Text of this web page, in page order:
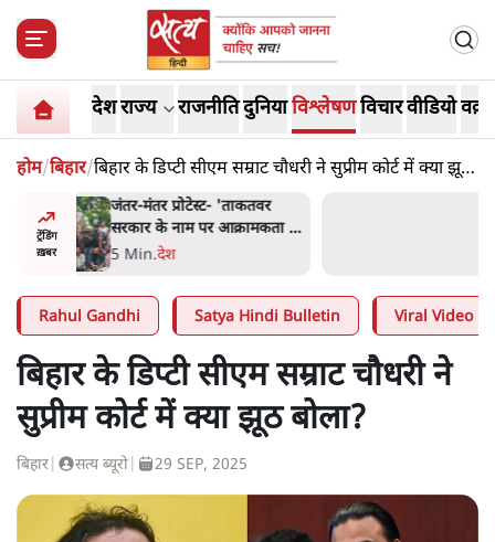
देशराज्य राजनीतिदुनियाविश्लेषणविचारवीडियो
होम/बिहार/बिहार के डिप्टी सीएम सम्राट चौधरी ने सुप्रीम कोर्ट में क्या झूठ
बोला?
ट्रेंडिंग
ख़बर
न
सुने':
जंतर मंतर प्रोटेस्ट: 'युवाओं को
प्रताड़ित किया जा रहा है, पर मोदी-
Rahul Gandhi Satya Hindi Bulletin Viral Video
बिहार के डिप्टी सीएम सम्राट चौधरी ने
सुप्रीम कोर्ट में क्या झूठ बोला?
बिहार सत्य ब्यूरो 29 SEP, 2025